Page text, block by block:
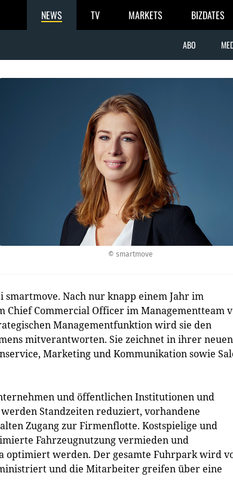
NEWS TV MARKETS BIZDATES
ABO
© smartmove
Nach nur knapp einem Jahr im
Commercial Officer im Managementteam
Managementfunktion wird sie den
mitverantworten. Sie zeichnet in ihrer neuen
Marketing und Kommunikation sowie
und öffentlichen Institutionen und
Standzeiten reduziert, vorhandene
Zugang zur Firmenflotte. Kostspielige und
Fahrzeugnutzung vermieden und
optimiert werden. Der gesamte Fuhrpark wird
und die Mitarbeiter greifen über eine